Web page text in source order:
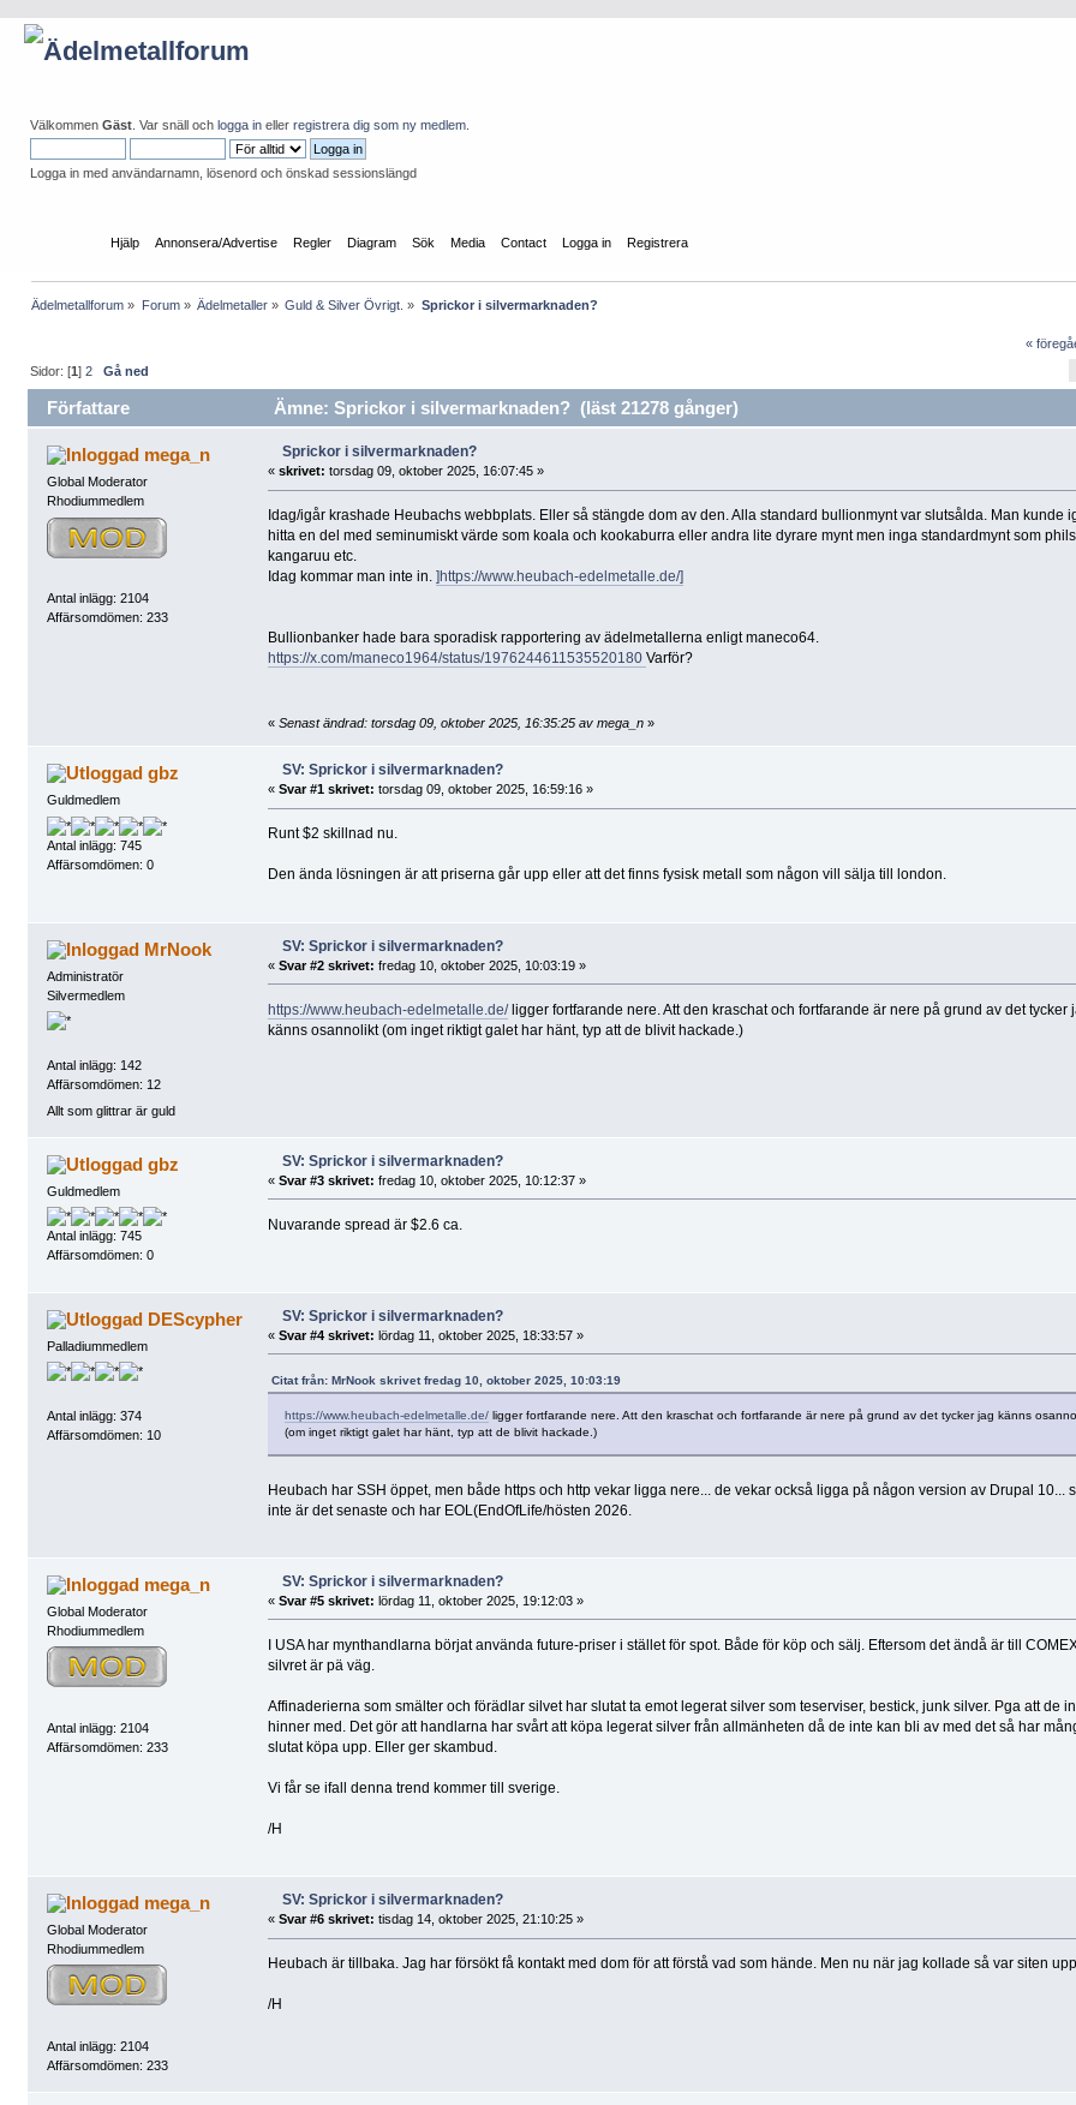
Välkommen Gäst . Var snäll och logga in eller registrera dig som ny medlem
Logga in med användarnamn, lösenord och önskad sessionslängd
Hjälp Annonsera/Advertise Regler Diagram Sök Media Contact Logga in Registrera
Ädelmetallforum » Forum» Ädelmetaller» Guld & Silver Övrigt. » Sprickor i silvermarknaden?
«
Sidor: [1]2 Gå ned
Författare Ämne: Sprickor i silvermarknaden? (läst 21278 gånger)
mega_n
Global Moderator
Rhodiummedlem
Antal inlägg: 2104
Affärsomdömen: 233
Sprickor i silvermarknaden?
« skrivet: torsdag 09, oktober 2025, 16:07:45 »
Idag/igår krashade Heubachs webbplats. Eller så stängde dom av den. Alla standard bullionmynt var slutsålda. Man kunde
hitta en del med seminumiskt värde som koala och kookaburra eller andra lite dyrare mynt men inga standardmynt som
kangaruu etc.
Idag kommar man inte in. ]https://www.heubach-edelmetalle.de/]
Bullionbanker hade bara sporadisk rapportering av ädelmetallerna enligt maneco64.
https://x.com/maneco1964/status/1976244611535520180 Varför?
« Senast ändrad: torsdag 09, oktober 2025, 16:35:25 av mega_n»
gbz
Guldmedlem
Antal inlägg: 745
Affärsomdömen: 0
SV: Sprickor i silvermarknaden?
« Svar #1 skrivet: torsdag 09, oktober 2025, 16:59:16 »
Runt $2 skillnad nu.
Den ända lösningen är att priserna går upp eller att det finns fysisk metall som någon vill sälja till london.
MrNook
Administratör
Silvermedlem
Antal inlägg: 142
Affärsomdömen: 12
Allt som glittrar är guld
SV: Sprickor i silvermarknaden?
« Svar #2 skrivet: fredag 10, oktober 2025, 10:03:19 »
https://www.heubach-edelmetalle.de/ligger fortfarande nere. Att den kraschat och fortfarande är nere på grund av det tycker
känns osannolikt (om inget riktigt galet har hänt, typ att de blivit hackade.)
gbz
Guldmedlem
Antal inlägg: 745
Affärsomdömen: 0
SV: Sprickor i silvermarknaden?
« Svar #3 skrivet: fredag 10, oktober 2025, 10:12:37 »
Nuvarande spread är $2.6 ca.
DEScypher
Palladiummedlem
Antal inlägg: 374
Affärsomdömen: 10
SV: Sprickor i silvermarknaden?
« Svar #4 skrivet: lördag 11, oktober 2025, 18:33:57 »
Citat från: MrNook skrivet fredag 10, oktober 2025, 10:03:19
https://www.heubach-edelmetalle.de/ligger fortfarande nere. Att den kraschat och fortfarande är nere på grund av det tycker jag känns
(om inget riktigt galet har hänt, typ att de blivit hackade.)
Heubach har SSH öppet, men både https och http vekar ligga nere... de vekar också ligga på någon version av Drupal 10...
inte är det senaste och har EOL(EndOfLife/hösten 2026.
mega_n
Global Moderator
Rhodiummedlem
Antal inlägg: 2104
Affärsomdömen: 233
SV: Sprickor i silvermarknaden?
« Svar #5 skrivet: lördag 11, oktober 2025, 19:12:03 »
I USA har mynthandlarna börjat använda future-priser i stället för spot. Både för köp och sälj. Eftersom det ändå är till
silvret är pä väg.
Affinaderierna som smälter och förädlar silvet har slutat ta emot legerat silver som teserviser, bestick, junk silver. Pga att de
hinner med. Det gör att handlarna har svårt att köpa legerat silver från allmänheten då de inte kan bli av med det så har
slutat köpa upp. Eller ger skambud.
Vi får se ifall denna trend kommer till sverige.
/H
mega_n
Global Moderator
Rhodiummedlem
Antal inlägg: 2104
Affärsomdömen: 233
SV: Sprickor i silvermarknaden?
« Svar #6 skrivet: tisdag 14, oktober 2025, 21:10:25 »
Heubach är tillbaka. Jag har försökt få kontakt med dom för att förstå vad som hände. Men nu när jag kollade så var siten
/H